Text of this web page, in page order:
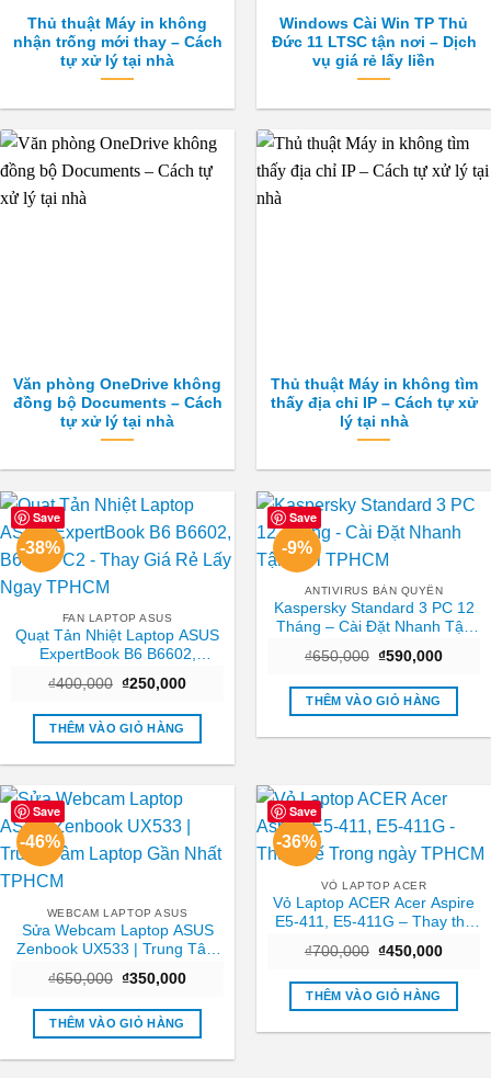
Thủ thuật Máy in không
nhận trống mới thay – Cách
tự xử lý tại nhà
Windows Cài Win TP Thủ
Đức 11 LTSC tận nơi – Dịch
vụ giá rẻ lấy liền
Văn phòng OneDrive không
đồng bộ Documents – Cách
tự xử lý tại nhà
Thủ thuật Máy in không tìm
thấy địa chỉ IP – Cách tự xử
lý tại nhà
Save
-38%
FAN LAPTOP ASUS
Quạt Tản Nhiệt Laptop ASUS
ExpertBook B6 B6602,
B6602FC2 – Thay Giá Rẻ Lấy
Ngay TPHCM
₫400,000 Giá
là:
₫400,000.
₫250,000Giá
tại
₫250,000.
THÊM VÀO GIỎ HÀNG
Save
-9%
ANTIVIRUS BẢN QUYỀN
Kaspersky Standard 3 PC 12
Tháng – Cài Đặt Nhanh Tận
Nơi TPHCM
₫650,000 Giá
là:
₫650,000.
₫590,000Giá
tại
THÊM VÀO GIỎ HÀNG
Save
-46%
WEBCAM LAPTOP ASUS
Sửa Webcam Laptop ASUS
Zenbook UX533 | Trung Tâm
Laptop Gần Nhất TPHCM
₫650,000 Giá
là:
₫650,000.
₫350,000Giá
tại
₫350,000.
THÊM VÀO GIỎ HÀNG
Save
-36%
VỎ LAPTOP ACER
Vỏ Laptop ACER Acer Aspire
E5-411, E5-411G – Thay thế
Trong ngày TPHCM
₫700,000 Giá
là:
₫700,000.
₫450,000Giá
tại
THÊM VÀO GIỎ HÀNG